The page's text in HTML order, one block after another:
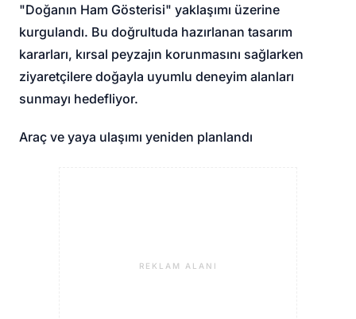
"Doğanın Ham Gösterisi" yaklaşımı üzerine
kurgulandı. Bu doğrultuda hazırlanan tasarım
kararları, kırsal peyzajın korunmasını sağlarken
ziyaretçilere doğayla uyumlu deneyim alanları
sunmayı hedefliyor.
Araç ve yaya ulaşımı yeniden planlandı
REKLAM ALANI